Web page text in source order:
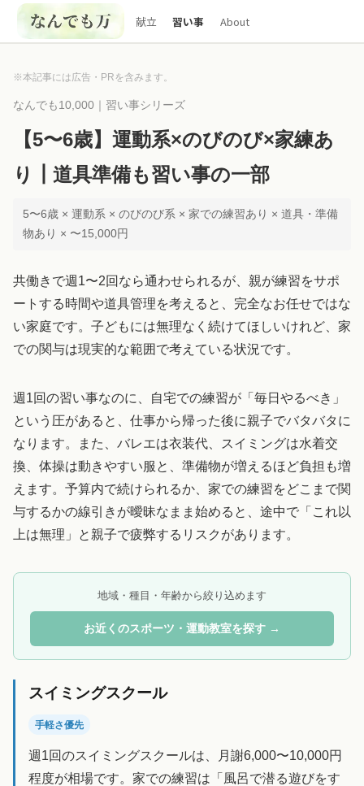
献立 習い事 About
※本記事には広告・PRを含みます。
なんでも10,000｜習い事シリーズ
【5〜6歳】運動系×のびのび×家練あ
り┃道具準備も習い事の一部
5〜6歳 × 運動系 × のびのび系 × 家での練習あり × 道具・準備
物あり × 〜15,000円
共働きで週1〜2回なら通わせられるが、親が練習をサポ
ートする時間や道具管理を考えると、完全なお任せではな
い家庭です。子どもには無理なく続けてほしいけれど、家
での関与は現実的な範囲で考えている状況です。
週1回の習い事なのに、自宅での練習が「毎日やるべき」
という圧があると、仕事から帰った後に親子でバタバタに
なります。また、バレエは衣装代、スイミングは水着交
換、体操は動きやすい服と、準備物が増えるほど負担も増
えます。予算内で続けられるか、家での練習をどこまで関
与するかの線引きが曖昧なまま始めると、途中で「これ以
上は無理」と親子で疲弊するリスクがあります。
地域・種目・年齢から絞り込めます
お近くのスポーツ・運動教室を探す →
スイミングスクール
手軽さ優先
週1回のスイミングスクールは、月謝6,000〜10,000円
程度が相場です。家での練習は「風呂で潜る遊びをす